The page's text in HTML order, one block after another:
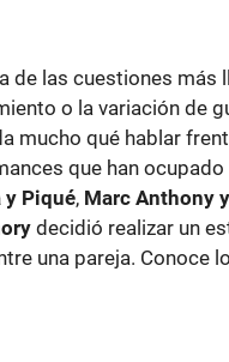
de las cuestiones más
o la variación de
mucho qué hablar
que han
y Piqué, Marc Anthony
decidió realizar un
una pareja. Conoce